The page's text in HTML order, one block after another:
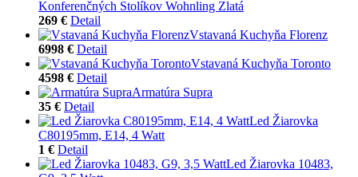
Konferenčných Stolíkov Wohnling Zlatá
269 € Detail
Vstavaná Kuchyňa Florenz
6998 € Detail
Vstavaná Kuchyňa Toronto
4598 € Detail
Armatúra Supra
35 € Detail
Led Žiarovka
C80195mm, E14, 4 Watt
1 € Detail
Led Žiarovka 10483,